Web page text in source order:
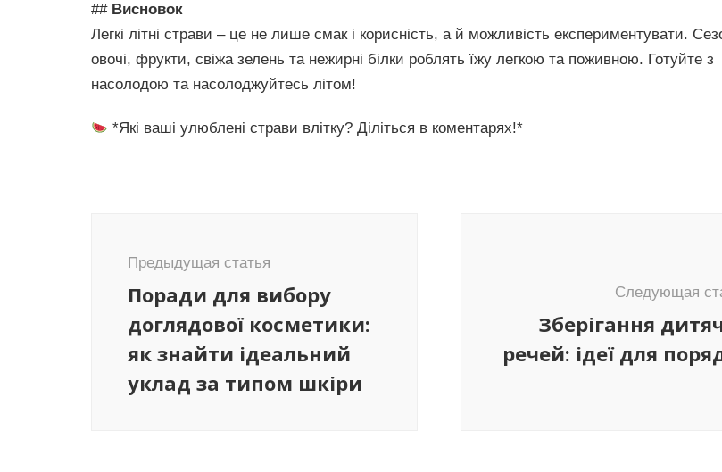
## Висновок
Легкі літні страви – це не лише смак і корисність, а й можливість експериментувати.
овочі, фрукти, свіжа зелень та нежирні білки роблять їжу легкою та поживною. Готуйте з
насолодою та насолоджуйтесь літом!
*Які ваші улюблені страви влітку? Діліться в коментарях!*
записям
Предыдущая статья
Поради для вибору
доглядової косметики:
як знайти ідеальний
уклад за типом шкіри
Следующая
Зберігання
речей: ідеї для